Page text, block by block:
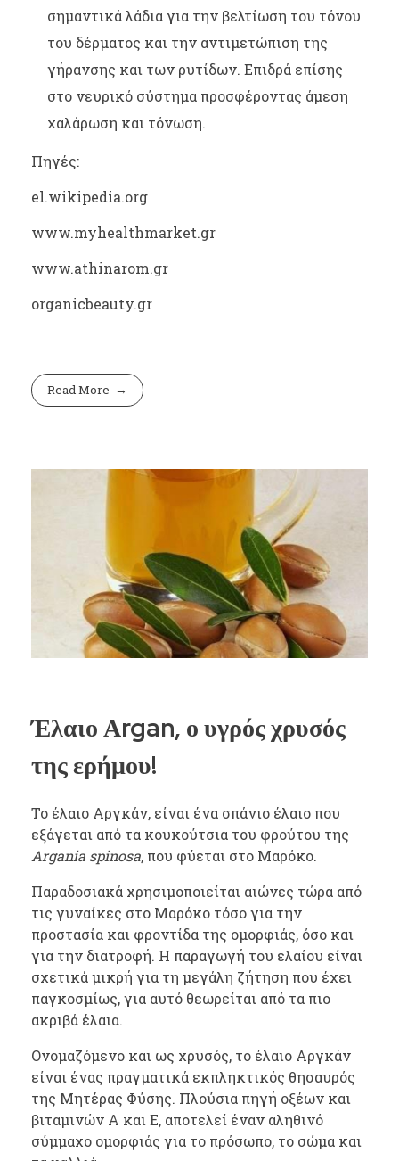
σημαντικά λάδια για την βελτίωση του τόνου
του δέρματος και την αντιμετώπιση της
γήρανσης και των ρυτίδων. Επιδρά επίσης
στο νευρικό σύστημα προσφέροντας άμεση
χαλάρωση και τόνωση.
Πηγές:
el.wikipedia.org
www.myhealthmarket.gr
www.athinarom.gr
organicbeauty.gr
Read More
Έλαιο Αrgan, ο υγρός χρυσός
της ερήμου!
Το έλαιο Αργκάν, είναι ένα σπάνιο έλαιο που
εξάγεται από τα κουκούτσια του φρούτου της
Argania spinosa, που φύεται στο Μαρόκο.
Παραδοσιακά χρησιμοποιείται αιώνες τώρα από
τις γυναίκες στο Μαρόκο τόσο για την
προστασία και φροντίδα της ομορφιάς, όσο και
για την διατροφή. Η παραγωγή του ελαίου είναι
σχετικά μικρή για τη μεγάλη ζήτηση που έχει
παγκοσμίως, για αυτό θεωρείται από τα πιο
ακριβά έλαια.
Ονομαζόμενο και ως χρυσός, το έλαιο Αργκάν
είναι ένας πραγματικά εκπληκτικός θησαυρός
της Μητέρας Φύσης. Πλούσια πηγή οξέων και
βιταμινών Α και Ε, αποτελεί έναν αληθινό
σύμμαχο ομορφιάς για το πρόσωπο, το σώμα και